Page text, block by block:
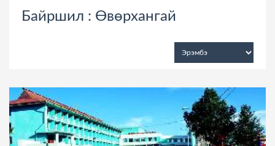
Байршил : Өвөрхангай